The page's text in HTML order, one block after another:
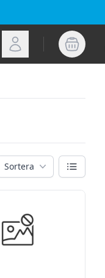
AI-sökning
Logga in
Sortera Växla vy